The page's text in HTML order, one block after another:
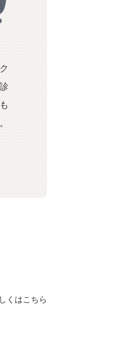
くはこちら